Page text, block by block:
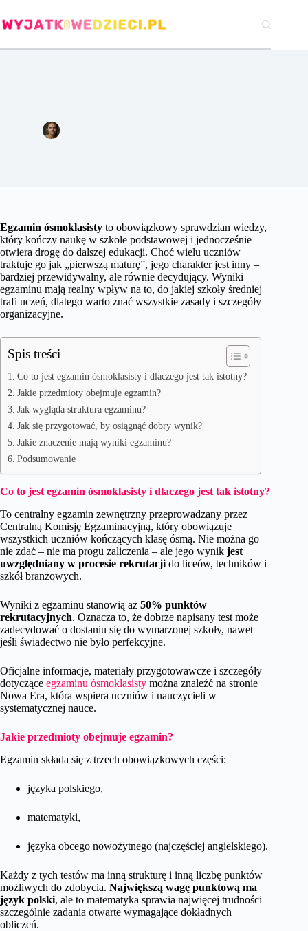
do
treści
Egzamin ósmoklasisty to obowiązkowy sprawdzian wiedzy,
który kończy naukę w szkole podstawowej i jednocześnie
otwiera drogę do dalszej edukacji. Choć wielu uczniów
traktuje go jak „pierwszą maturę”, jego charakter jest inny –
bardziej przewidywalny, ale równie decydujący. Wyniki
egzaminu mają realny wpływ na to, do jakiej szkoły średniej
trafi uczeń, dlatego warto znać wszystkie zasady i szczegóły
organizacyjne.
Spis treści
Co to jest egzamin ósmoklasisty i dlaczego jest tak istotny?
Jakie przedmioty obejmuje egzamin?
Jak wygląda struktura egzaminu?
Jak się przygotować, by osiągnąć dobry wynik?
Jakie znaczenie mają wyniki egzaminu?
Podsumowanie
Co to jest egzamin ósmoklasisty i dlaczego jest tak istotny?
To centralny egzamin zewnętrzny przeprowadzany przez
Centralną Komisję Egzaminacyjną, który obowiązuje
wszystkich uczniów kończących klasę ósmą. Nie można go
nie zdać – nie ma progu zaliczenia – ale jego wynik jest
uwzględniany w procesie rekrutacji do liceów, techników i
szkół branżowych.
Wyniki z egzaminu stanowią aż 50% punktów
rekrutacyjnych. Oznacza to, że dobrze napisany test może
zadecydować o dostaniu się do wymarzonej szkoły, nawet
jeśli świadectwo nie było perfekcyjne.
Oficjalne informacje, materiały przygotowawcze i szczegóły
dotyczące egzaminu ósmoklasisty można znaleźć na stronie
Nowa Era, która wspiera uczniów i nauczycieli w
systematycznej nauce.
Jakie przedmioty obejmuje egzamin?
Egzamin składa się z trzech obowiązkowych części:
języka polskiego,
matematyki,
języka obcego nowożytnego (najczęściej angielskiego).
Każdy z tych testów ma inną strukturę i inną liczbę punktów
możliwych do zdobycia. Największą wagę punktową ma
język polski, ale to matematyka sprawia najwięcej trudności –
szczególnie zadania otwarte wymagające dokładnych
obliczeń.